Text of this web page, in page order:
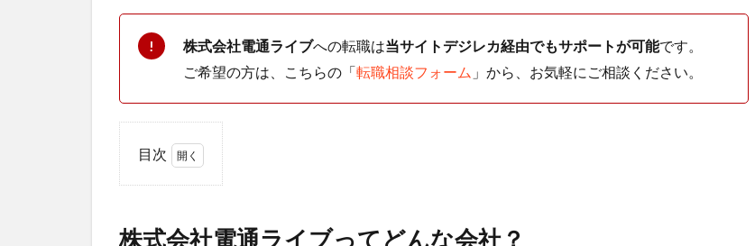
! 株式会社電通ライブへの転職は当サイトデジレカ経由でもサポートが可能です。
ご希望の方は、こちらの「転職相談フォーム 」から、お気軽にご相談ください。
目次
電通
株式会社電通ライブってどんな会社？